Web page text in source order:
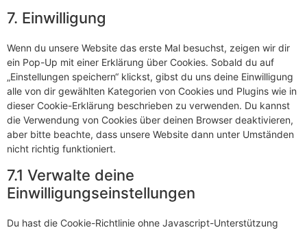
7. Einwilligung
Wenn du unsere Website das erste Mal besuchst, zeigen wir dir
ein Pop-Up mit einer Erklärung über Cookies. Sobald du auf
„Einstellungen speichern“ klickst, gibst du uns deine Einwilligung
alle von dir gewählten Kategorien von Cookies und Plugins wie in
dieser Cookie-Erklärung beschrieben zu verwenden. Du kannst
die Verwendung von Cookies über deinen Browser deaktivieren,
aber bitte beachte, dass unsere Website dann unter Umständen
nicht richtig funktioniert.
7.1 Verwalte deine
Einwilligungseinstellungen
Du hast die Cookie-Richtlinie ohne Javascript-Unterstützung